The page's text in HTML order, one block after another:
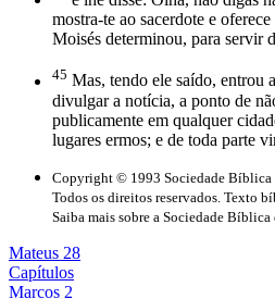
mostra-te ao sacerdote e
Moisés determinou, para servir
45 Mas, tendo ele saído, entrou
divulgar a notícia, a ponto de
publicamente em qualquer
lugares ermos; e de toda parte
Copyright © 1993 Sociedade Bíblica
Todos os direitos reservados. Texto
Saiba mais sobre a Sociedade Bíblica
Mateus 28
Capítulos
Marcos 2